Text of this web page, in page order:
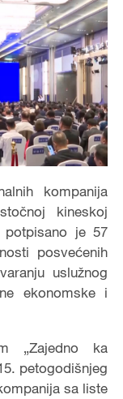
kompanija
kineskoj
potpisano je 57
posvećenih
uslužnog
ekonomske i
„Zajedno ka
petogodišnjeg
sa liste